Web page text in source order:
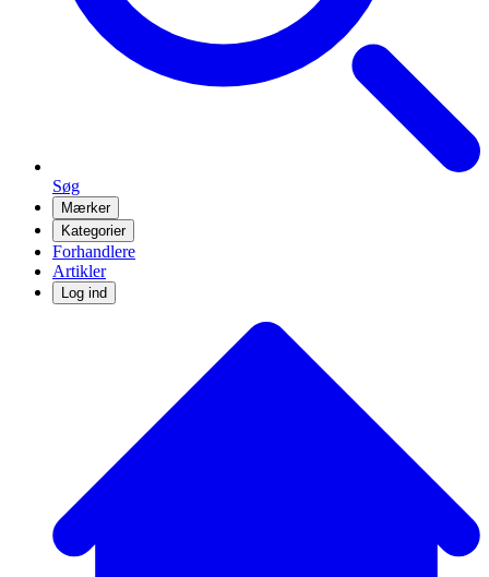
Søg
Mærker
Kategorier
Forhandlere
Artikler
Log ind